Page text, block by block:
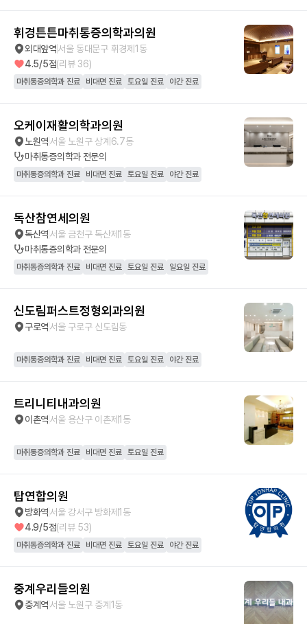
휘경튼튼마취통증의학과의원
외대앞역서울 동대문구 휘경제1동
4.5/5점(리뷰 36)
마취통증의학과 진료 비대면 진료 토요일 진료 야간 진료
오케이재활의학과의원
노원역서울 노원구 상계6.7동
마취통증의학과전문의
마취통증의학과 진료 비대면 진료 토요일 진료 야간 진료
독산참연세의원
독산역서울 금천구 독산제1동
마취통증의학과전문의
마취통증의학과 진료 비대면 진료 토요일 진료 일요일 진료
신도림퍼스트정형외과의원
구로역서울 구로구 신도림동
마취통증의학과 진료 비대면 진료 토요일 진료 야간 진료
트리니티내과의원
이촌역서울 용산구 이촌제1동
마취통증의학과 진료 비대면 진료 토요일 진료
탑연합의원
방화역서울 강서구 방화제1동
4.9/5점(리뷰 53)
마취통증의학과 진료 비대면 진료 토요일 진료 야간 진료
중계우리들의원
중계역서울 노원구 중계1동